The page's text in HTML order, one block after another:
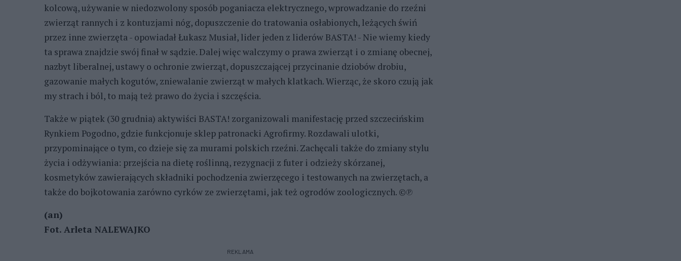
kolcową, używanie w niedozwolony sposób poganiacza elektrycznego, wprowadzanie do rzeźni
zwierząt rannych i z kontuzjami nóg, dopuszczenie do tratowania osłabionych, leżących świń
przez inne zwierzęta - opowiadał Łukasz Musiał, lider jeden z liderów BASTA! - Nie wiemy kiedy
ta sprawa znajdzie swój finał w sądzie. Dalej więc walczymy o prawa zwierząt i o zmianę obecnej,
nazbyt liberalnej, ustawy o ochronie zwierząt, dopuszczającej przycinanie dziobów drobiu,
gazowanie małych kogutów, zniewalanie zwierząt w małych klatkach. Wierząc, że skoro czują jak
my strach i ból, to mają też prawo do życia i szczęścia.
Także w piątek (30 grudnia) aktywiści BASTA! zorganizowali manifestację przed szczecińskim
Rynkiem Pogodno, gdzie funkcjonuje sklep patronacki Agrofirmy. Rozdawali ulotki,
przypominające o tym, co dzieje się za murami polskich rzeźni. Zachęcali także do zmiany stylu
życia i odżywiania: przejścia na dietę roślinną, rezygnacji z futer i odzieży skórzanej,
kosmetyków zawierających składniki pochodzenia zwierzęcego i testowanych na zwierzętach, a
także do bojkotowania zarówno cyrków ze zwierzętami, jak też ogrodów zoologicznych. ©℗
(an)
Fot. Arleta NALEWAJKO
REKLAMA